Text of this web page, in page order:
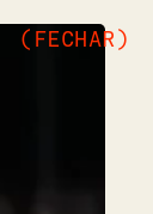
(FECHAR)